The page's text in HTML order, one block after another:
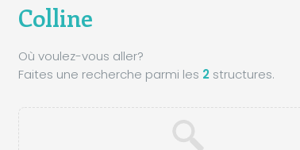
Colline
Où voulez-vous aller?
Faites une recherche parmi les 2structures.